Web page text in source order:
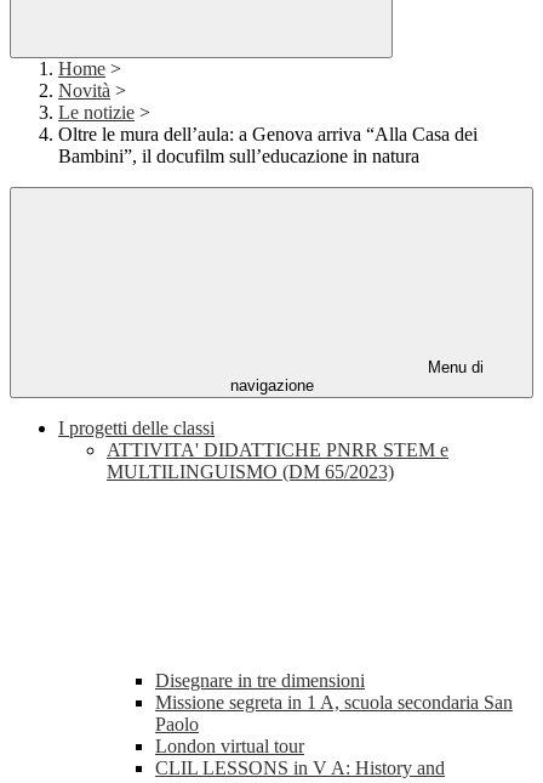
Home >
Novità >
Le notizie >
Oltre le mura dell’aula: a Genova arriva “Alla Casa dei
Bambini”, il docufilm sull’educazione in natura
Menu di
navigazione
I progetti delle classi
ATTIVITA' DIDATTICHE PNRR STEM e
MULTILINGUISMO (DM 65/2023)
Disegnare in tre dimensioni
Missione segreta in 1 A, scuola secondaria San
Paolo
London virtual tour
CLIL LESSONS in V A: History and